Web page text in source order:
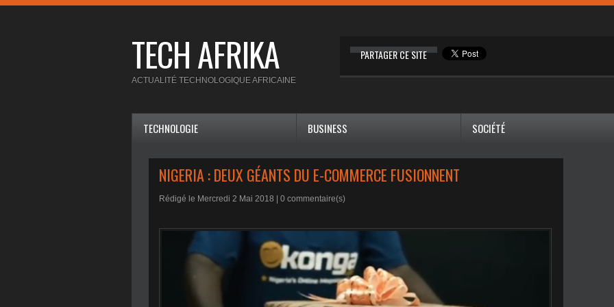
TECH AFRIKA PARTAGER CE SITE
ACTUALITÉ TECHNOLOGIQUE AFRICAINE
TECHNOLOGIE BUSINESS SOCIÉTÉ
NIGERIA : DEUX GÉANTS DU E-COMMERCE FUSIONNENT
Rédigé le Mercredi 2 Mai 2018 | 0 commentaire(s)